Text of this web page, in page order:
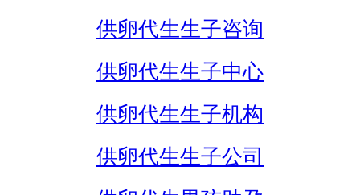
供卵代生生子咨询
供卵代生生子中心
供卵代生生子机构
供卵代生生子公司